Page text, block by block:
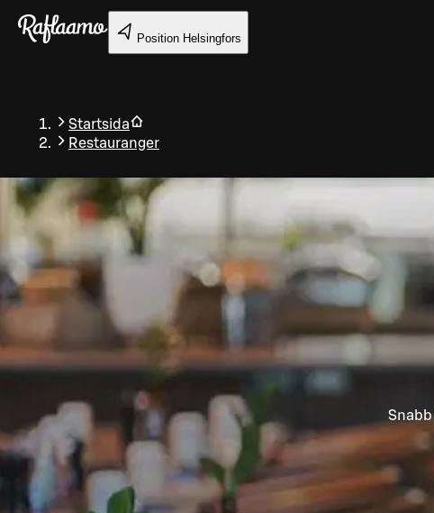
Gå till huvudinnehållet
Position Helsingfors
Startsida
Restauranger